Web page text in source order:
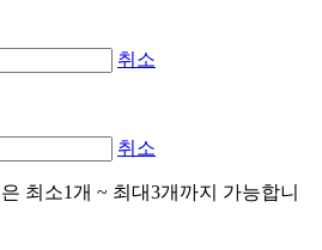
취소
취소
최소1개 ~ 최대3개까지 가능합니